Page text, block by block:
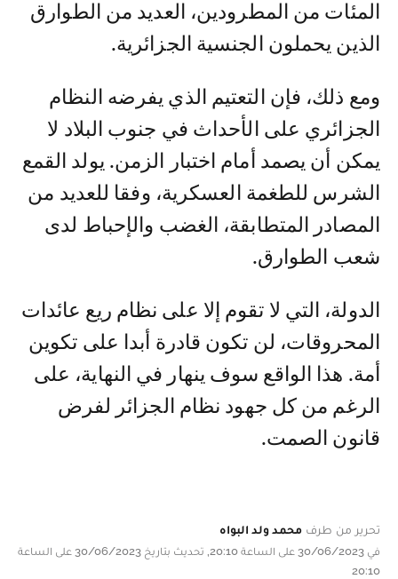
المئات من المطرودين، العديد من الطوارق
الذين يحملون الجنسية الجزائرية.
ومع ذلك، فإن التعتيم الذي يفرضه النظام
الجزائري على الأحداث في جنوب البلاد لا
يمكن أن يصمد أمام اختبار الزمن. يولد القمع
الشرس للطغمة العسكرية، وفقا للعديد من
المصادر المتطابقة، الغضب والإحباط لدى
شعب الطوارق.
الدولة، التي لا تقوم إلا على نظام ريع عائدات
المحروقات، لن تكون قادرة أبدا على تكوين
أمة. هذا الواقع سوف ينهار في النهاية، على
الرغم من كل جهود نظام الجزائر لفرض
قانون الصمت.
تحرير من طرف محمد ولد البواه
في 30/06/2023 على الساعة 20:10, تحديث بتاريخ 30/06/2023 على الساعة
20:10